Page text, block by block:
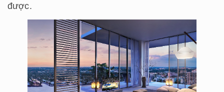
được.